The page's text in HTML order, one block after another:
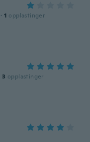
· 1 opplastinger
3 opplastinger